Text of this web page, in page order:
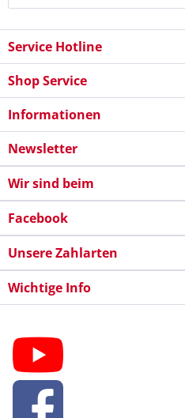
Service Hotline
Shop Service
Informationen
Newsletter
Wir sind beim
Facebook
Unsere Zahlarten
Wichtige Info